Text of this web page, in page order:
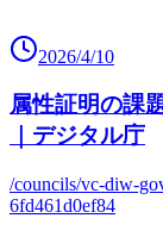
2026/4/10
属性証明の課
｜デジタル庁
/councils/vc-diw-
6fd461d0ef84